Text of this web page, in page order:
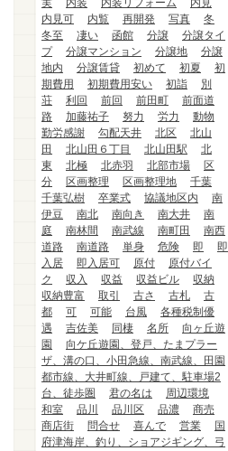
実
内装 内装リフォーム
内見
内見可
内覧 再開発 写真
冬
冬至
凄い 函館 分譲
分譲タイ
プ
分譲マンション 分譲地
分譲
地内
分譲賃貸 初めて 初夏
初
期費用
初期費用安い 初詣
別
荘
利回 前回 前田町
前面道
路
加藤祐子 努力 労力
動物
勤労感謝
勾配天井 北区
北山
田
北山田６丁目 北山田駅
北
東
北極 北赤羽 北部市場
区
分
区画整理 区画整理地
千葉
千葉弘樹
卒業式 協議地区内
南
伊豆
南北 南向き 南大井
南
庭
南林間 南武線 南町田
南西
道路
南道路 単身 危険 即
即
入居
即入居可 原付
原付バイ
ク
収入 収益 収益ビル
収納
収納豊富
取引 古さ 古札
古
都
可 可能 台風
各種税制優
遇
吉佐美 同棲 名所
向ヶ丘遊
園
向ケ丘遊園、登戸、たまプラー
ザ、溝の口、小田急線、南武線、田園
都市線、大井町線、戸建て、駐車場2
台、徒歩圏
君の名は
周辺環境
和室
品川 品川区 品濃
商売
商店街
問合せ 喜んで 営業
国
府津海岸、釣り、ショアジギング、弓